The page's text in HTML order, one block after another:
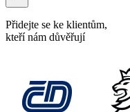
Přidejte se ke klientům,
kteří nám důvěřují